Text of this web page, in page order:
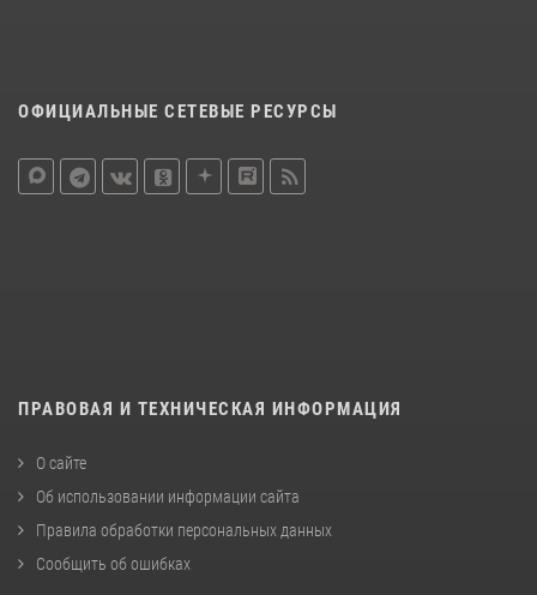
ОФИЦИАЛЬНЫЕ СЕТЕВЫЕ РЕСУРСЫ
ПРАВОВАЯ И ТЕХНИЧЕСКАЯ ИНФОРМАЦИЯ
О сайте
Об использовании информации сайта
Правила обработки персональных данных
Сообщить об ошибках